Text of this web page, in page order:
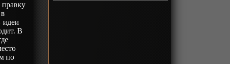
идеи
В
по